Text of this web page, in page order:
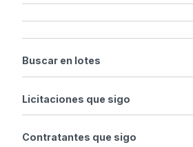
Buscar en lotes
Licitaciones que sigo
Contratantes que sigo